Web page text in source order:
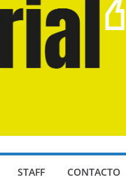
STAFF CONTACTO